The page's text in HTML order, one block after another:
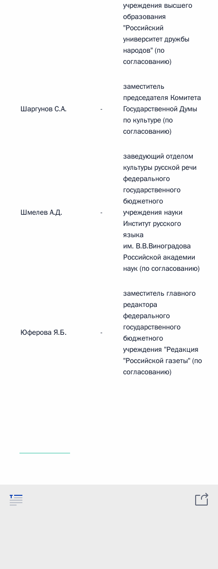
учреждения высшего
образования
"Российский
университет дружбы
народов" (по
согласованию)
Шаргунов С.А. -
заместитель
председателя Комитета
Государственной Думы
по культуре (по
согласованию)
Шмелев А.Д. -
заведующий отделом
культуры русской речи
федерального
государственного
бюджетного
учреждения науки
Институт русского
языка
им. В.В.Виноградова
Российской академии
наук (по согласованию)
Юферова Я.Б. -
заместитель главного
редактора
федерального
государственного
бюджетного
учреждения "Редакция
"Российской газеты" (по
согласованию)